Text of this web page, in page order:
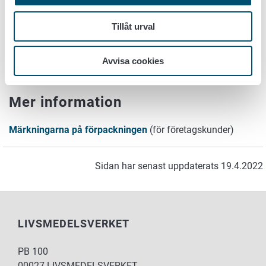
Tillåt urval
Avvisa cookies
EU har gemensamma regler för hur märkningarna på
förpackningar ska utarbetas. Märkningarna på
förordningen om livsmedelsinformation (EU nr
Mer information
Märkningarna på förpackningen (för företagskunder)
Sidan har senast uppdaterats 19.4.2022
LIVSMEDELSVERKET
PB 100